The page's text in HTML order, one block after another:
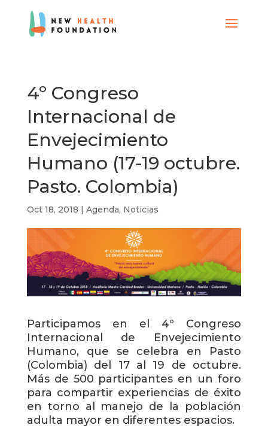
4º Congreso
Internacional de
Envejecimiento
Humano (17-19 octubre.
Pasto. Colombia)
Oct 18, 2018 | Agenda, Noticias
Participamos en el 4º Congreso
Internacional de Envejecimiento
Humano, que se celebra en Pasto
(Colombia) del 17 al 19 de octubre.
Más de 500 participantes en un foro
para compartir experiencias de éxito
en torno al manejo de la población
adulta mayor en diferentes espacios.